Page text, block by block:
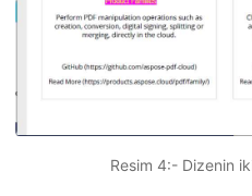
Resim 4:- Dizenin